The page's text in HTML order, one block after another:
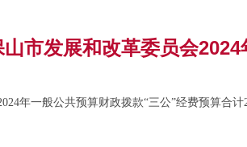
山市发展和改革委员会
年一般公共预算财政拨款“三公”经费预算合